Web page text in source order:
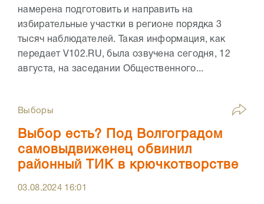
намерена подготовить и направить на
избирательные участки в регионе порядка 3
тысяч наблюдателей. Такая информация, как
передает V102.RU, была озвучена сегодня, 12
августа, на заседании Общественного...
Выборы
Выбор есть? Под Волгоградом
самовыдвиженец обвинил
районный ТИК в крючкотворстве
03.08.2024 16:01